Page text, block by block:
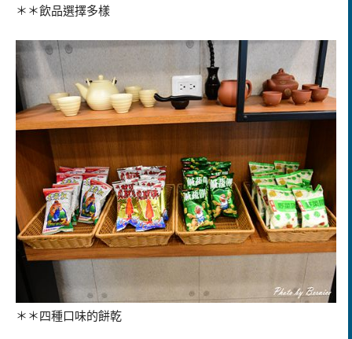
＊＊飲品選擇多樣
＊＊四種口味的餅乾